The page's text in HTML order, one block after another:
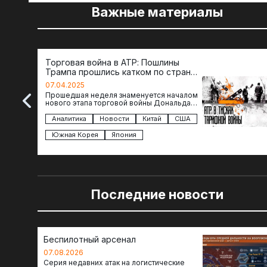
Важные материалы
Торговая война в АТР: Пошлины
Трампа прошлись катком по странам
региона
07.04.2025
Прошедшая неделя знаменуется началом
нового этапа торговой войны Дональда
импорта из более 100 стран…
Аналитика Новости Китай
США
Южная Корея
Япония
Последние новости
Беспилотный арсенал
07.08.2026
Серия недавних атак на логистические